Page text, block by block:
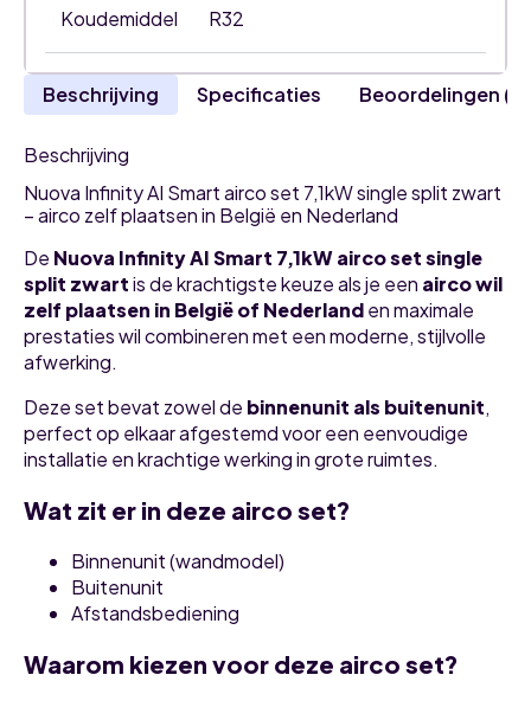
Koudemiddel R32
Beschrijving Specificaties Beoordelingen (0)
Beschrijving
Nuova Infinity AI Smart airco set 7,1kW single split zwart
– airco zelf plaatsen in België en Nederland
De Nuova Infinity AI Smart 7,1kW airco set single
split zwartis de krachtigste keuze als je een airco wil
zelf plaatsen in België of Nederlanden maximale
prestaties wil combineren met een moderne, stijlvolle
afwerking.
Deze set bevat zowel de binnenunit als buitenunit,
perfect op elkaar afgestemd voor een eenvoudige
installatie en krachtige werking in grote ruimtes.
Wat zit er in deze airco set?
Binnenunit (wandmodel)
Buitenunit
Afstandsbediening
Waarom kiezen voor deze airco set?